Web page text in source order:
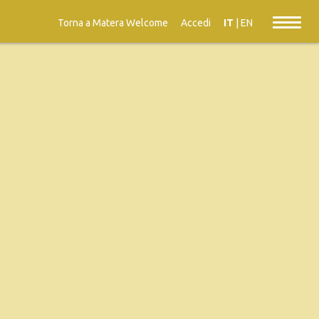
Torna a Matera Welcome Accedi IT EN